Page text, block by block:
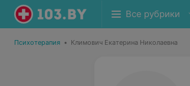
Все рубрики
Психотерапия • Климович Екатерина Николаевна